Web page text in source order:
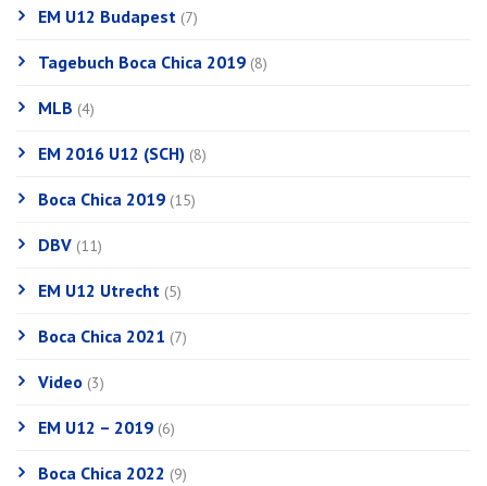
EM U12 Budapest (7)
Tagebuch Boca Chica 2019 (8)
MLB (4)
EM 2016 U12 (SCH) (8)
Boca Chica 2019 (15)
DBV (11)
EM U12 Utrecht (5)
Boca Chica 2021 (7)
Video (3)
EM U12 – 2019 (6)
Boca Chica 2022 (9)